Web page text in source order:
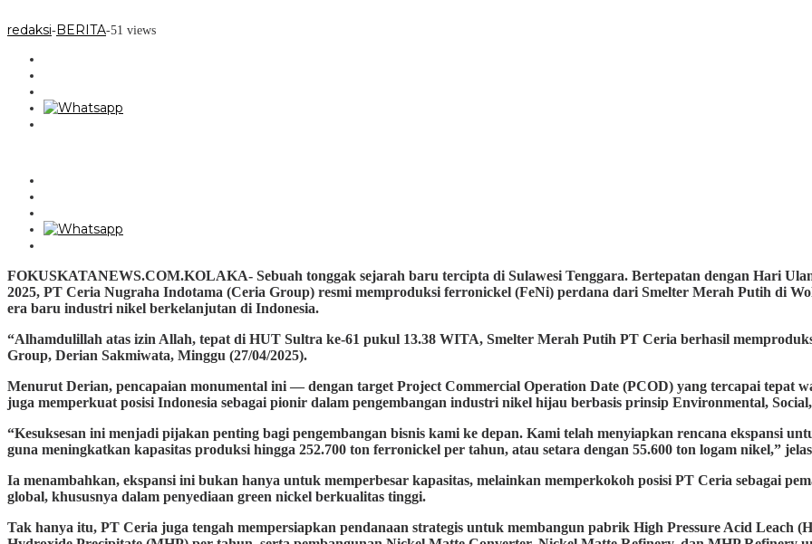
redaksi-BERITA-51 views
FOKUSKATANEWS.COM.KOLAKA- Sebuah tonggak sejarah baru tercipta di Sulawesi Tenggara. Bertepatan dengan Hari
2025, PT Ceria Nugraha Indotama (Ceria Group) resmi memproduksi ferronickel (FeNi) perdana dari Smelter Merah Putih di
era baru industri nikel berkelanjutan di Indonesia.
“Alhamdulillah atas izin Allah, tepat di HUT Sultra ke-61 pukul 13.38 WITA, Smelter Merah Putih PT Ceria berhasil
Group, Derian Sakmiwata, Minggu (27/04/2025).
Menurut Derian, pencapaian monumental ini — dengan target Project Commercial Operation Date (PCOD) yang tercapai tepat
juga memperkuat posisi Indonesia sebagai pionir dalam pengembangan industri nikel hijau berbasis prinsip Environmental,
“Kesuksesan ini menjadi pijakan penting bagi pengembangan bisnis kami ke depan. Kami telah menyiapkan rencana ekspansi
guna meningkatkan kapasitas produksi hingga 252.700 ton ferronickel per tahun, atau setara dengan 55.600 ton logam nikel,”
Ia menambahkan, ekspansi ini bukan hanya untuk memperbesar kapasitas, melainkan memperkokoh posisi PT Ceria sebagai
global, khususnya dalam penyediaan green nickel berkualitas tinggi.
Tak hanya itu, PT Ceria juga tengah mempersiapkan pendanaan strategis untuk membangun pabrik High Pressure Acid Leach